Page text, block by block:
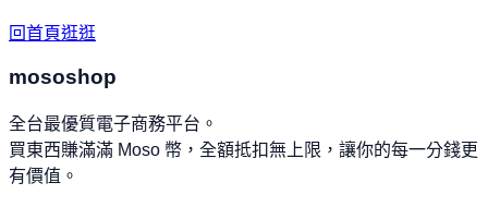
回首頁逛逛
mososhop
全台最優質電子商務平台。
買東西賺滿滿 Moso 幣，全額抵扣無上限，讓你的每一分錢更
有價值。